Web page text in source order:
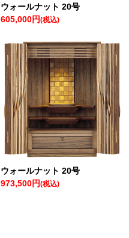
ウォールナット 20号
605,000円(税込)
ウォールナット 20号
973,500円(税込)